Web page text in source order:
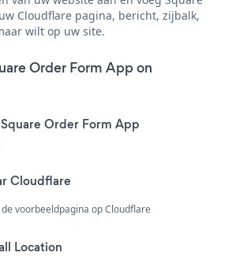
Cloudflare pagina, bericht, zijbalk,
wilt op uw site.
Order Form App on
Order Form App
Cloudflare
voorbeeldpagina op Cloudflare
Location